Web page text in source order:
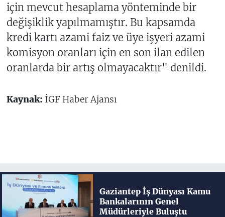
için mevcut hesaplama yönteminde bir
değişiklik yapılmamıştır. Bu kapsamda
kredi kartı azami faiz ve üye işyeri azami
komisyon oranları için en son ilan edilen
oranlarda bir artış olmayacaktır" denildi.
Kaynak: İGF Haber Ajansı
Gaziantep İş Dünyası Kamu
Bankalarının Genel
Müdürleriyle Buluştu